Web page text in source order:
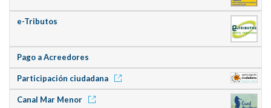
e-Tributos
Pago a Acreedores
Participación ciudadana
Canal Mar Menor